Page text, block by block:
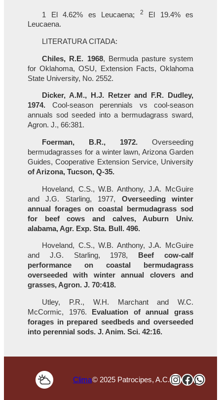
1 El 4.62% es Leucaena; 2
El 19.4% es
Leucaena.
LITERATURA CITADA:
Chiles, R.E. 1968, Bermuda pasture system
for Oklahoma, OSU, Extension Facts, Oklahoma
State University, No. 2552.
Dicker, A.M., H.J. Retzer and F.R. Dudley,
1974. Cool-season perennials vs cool-season
annuals sod seeded into a bermudagrass sward,
Agron. J., 66:381.
Foerman, B.R., 1972. Overseeding
bermudagrasses for a winter lawn, Arizona Garden
Guides, Cooperative Extension Service, University
of Arizona, Tucson, Q-35.
Hoveland, C.S., W.B. Anthony, J.A. McGuire
and J.G. Starling, 1977, Overseeding winter
annual forages on coastal bermudagrass sod
for beef cows and calves, Auburn Univ.
alabama, Agr. Exp. Sta. Bull. 496.
Hoveland, C.S., W.B. Anthony, J.A. McGuire
and J.G. Starling, 1978, Beef cow-calf
performance on coastal bermudagrass
overseeded with winter annual clovers and
grasses, Agron. J. 70:418.
Utley, P.R., W.H. Marchant and W.C.
McCormic, 1976. Evaluation of annual grass
forages in prepared seedbeds and overseeded
into perennial sods. J. Anim. Sci. 42:16.
Clima© 2025 Patrocipes, A.C.